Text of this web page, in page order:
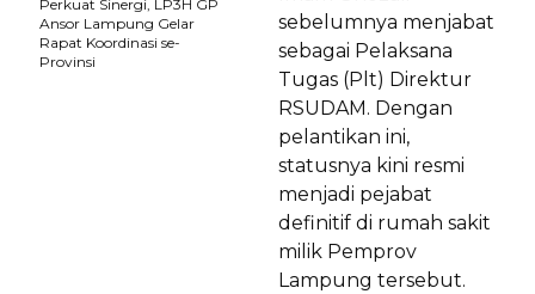
sebelumnya menjabat
sebagai Pelaksana
Tugas (Plt) Direktur
RSUDAM. Dengan
pelantikan ini,
statusnya kini resmi
menjadi pejabat
definitif di rumah sakit
milik Pemprov
Lampung tersebut.
Perkuat Sinergi, LP3H GP
Ansor Lampung Gelar
Rapat Koordinasi se-
Provinsi